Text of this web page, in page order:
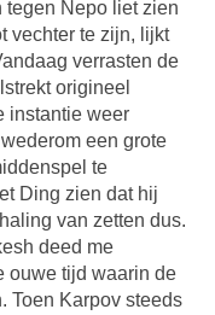
tegen Nepo liet zien
vechter te zijn, lijkt
verrasten de
origineel
instantie weer
een grote
te
Ding zien dat hij
van zetten dus.
deed me
ouwe tijd waarin de
Toen Karpov steeds